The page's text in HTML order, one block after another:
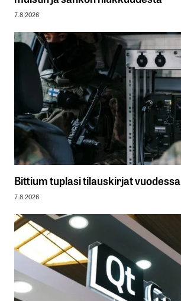
7.8.2026
Bittium tuplasi tilauskirjat vuodessa
7.8.2026